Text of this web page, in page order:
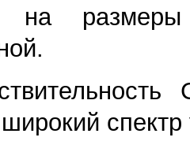
на размеры